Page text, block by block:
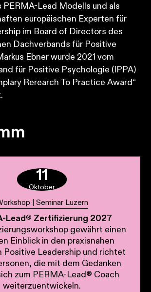
PERMA-Lead Modells und als
europäischen Experten für
im Board of Directors des
Dachverbands für Positive
Ebner wurde 2021 vom
für Positive Psychologie (IPPA)
Rerearch To Practice Award“
11
Oktober
| Seminar Luzern
Lead® Zertifizierung 2027
gewährt einen
Einblick in den praxisnahen
Positive Leadership und richtet
die mit dem Gedanken
zum PERMA-Lead® Coach
weiterzuentwickeln.